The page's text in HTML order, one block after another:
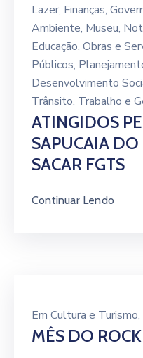
Lazer‚ Finanças‚
Ambiente‚ Museu‚
Educação‚ Obras e
Públicos‚
Desenvolvimento
Trânsito‚ Trabalho e
ATINGIDOS
SAPUCAIA
SACAR FGTS
Continuar Lendo
Em Cultura e Turismo‚
MÊS DO